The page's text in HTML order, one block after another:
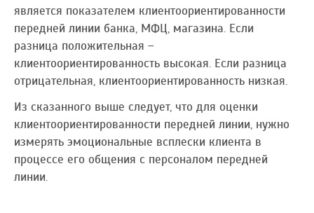
является показателем клиентоориентированности
передней линии банка, МФЦ, магазина. Если
разница положительная –
клиентоориентированность высокая. Если разница
отрицательная, клиентоориентированность низкая.
Из сказанного выше следует, что для оценки
клиентоориентированности передней линии, нужно
измерять эмоциональные всплески клиента в
процессе его общения с персоналом передней
линии.